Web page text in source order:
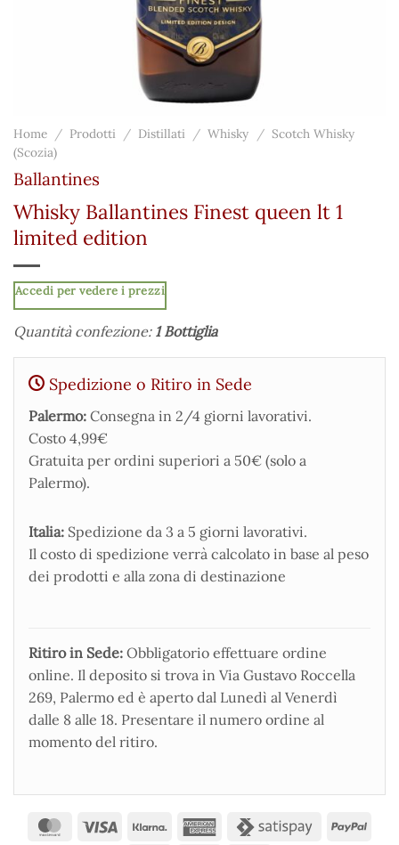
Home / Prodotti / Distillati / Whisky / Scotch Whisky
(Scozia)
Ballantines
Whisky Ballantines Finest queen lt 1
limited edition
Accedi per vedere i prezzi
Quantità confezione: 1 Bottiglia
Spedizione o Ritiro in Sede
Palermo: Consegna in 2/4 giorni lavorativi.
Costo 4,99€
Gratuita per ordini superiori a 50€ (solo a
Palermo).
Italia: Spedizione da 3 a 5 giorni lavorativi.
Il costo di spedizione verrà calcolato in base al peso
dei prodotti e alla zona di destinazione
Ritiro in Sede: Obbligatorio effettuare ordine
online. Il deposito si trova in Via Gustavo Roccella
269, Palermo ed è aperto dal Lunedì al Venerdì
dalle 8 alle 18. Presentare il numero ordine al
momento del ritiro.